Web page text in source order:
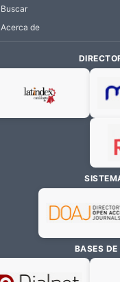
Buscar
Acerca de
BASES